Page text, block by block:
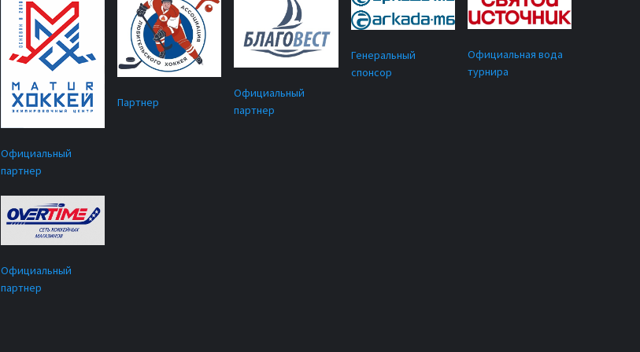
Официальный
партнер
Партнер
Официальный
партнер
Генеральный
спонсор
Официальная вода
турнира
Официальный
партнер